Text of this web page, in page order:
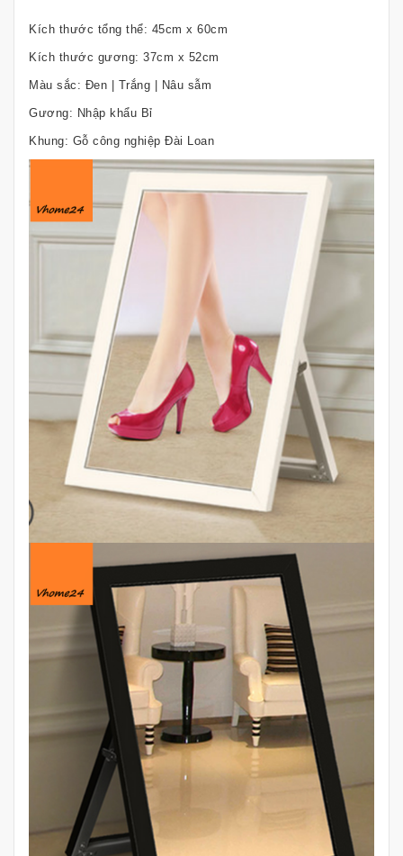
Kích thước tổng thể: 45cm x 60cm
Kích thước gương: 37cm x 52cm
Màu sắc: Đen | Trắng | Nâu sẫm
Gương: Nhập khẩu Bỉ
Khung: Gỗ công nghiệp Đài Loan